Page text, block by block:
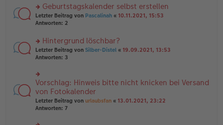
tr
a
g
e
n
er
tr
a
g
n
g
el
e
n
er
tr
a
g
rs
te
n
g
el
e
n
er
B
ei
tr
Geburtstagskalender selbst erstellen
Letzter Beitrag von Pascalinah « 10.11.2021, 15:53
Antworten: 2
rs
te
u
n
g
el
es
e
Hintergrund löschbar?
Letzter Beitrag von Silber-Distel « 19.09.2021, 13:53
Antworten: 3
rs
te
r
u
n
Vorschlag: Hinweis bitte nicht knicken bei Versand
von Fotokalender
Letzter Beitrag von urlaubsfan « 13.01.2021, 23:22
Antworten: 7